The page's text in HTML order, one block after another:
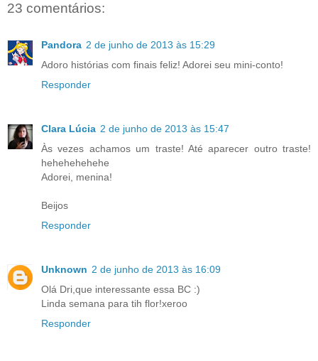
23 comentários:
Pandora 2 de junho de 2013 às 15:29
Adoro histórias com finais feliz! Adorei seu mini-conto!
Responder
Clara Lúcia 2 de junho de 2013 às 15:47
Às vezes achamos um traste! Até aparecer outro traste!
hehehehehehe
Adorei, menina!
Beijos
Responder
Unknown 2 de junho de 2013 às 16:09
Olá Dri,que interessante essa BC :)
Linda semana para tih flor!xeroo
Responder